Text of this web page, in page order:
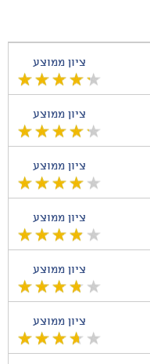
ציון ממוצע
ציון ממוצע
ציון ממוצע
ציון ממוצע
ציון ממוצע
ציון ממוצע